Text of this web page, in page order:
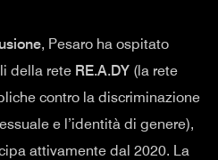
, Pesaro ha ospitato
della rete RE.A.DY (la rete
contro la discriminazione
e l’identità di genere),
attivamente dal 2020. La